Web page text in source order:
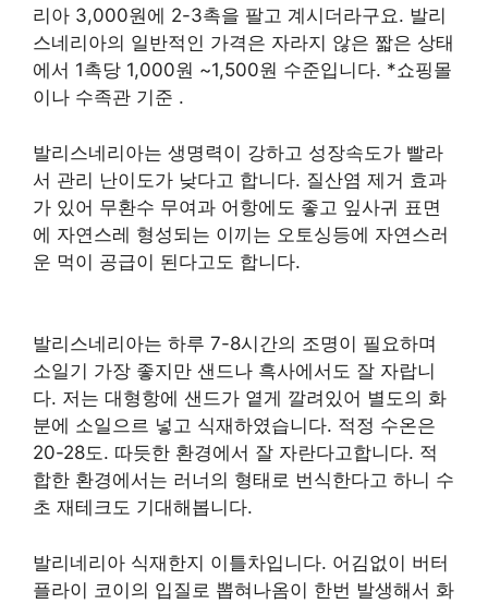
리아 3,000원에 2-3촉을 팔고 계시더라구요. 발리
스네리아의 일반적인 가격은 자라지 않은 짧은 상태
에서 1촉당 1,000원 ~1,500원 수준입니다. *쇼핑몰
이나 수족관 기준 .
발리스네리아는 생명력이 강하고 성장속도가 빨라
서 관리 난이도가 낮다고 합니다. 질산염 제거 효과
가 있어 무환수 무여과 어항에도 좋고 잎사귀 표면
에 자연스레 형성되는 이끼는 오토싱등에 자연스러
운 먹이 공급이 된다고도 합니다.
발리스네리아는 하루 7-8시간의 조명이 필요하며
소일기 가장 좋지만 샌드나 흑사에서도 잘 자랍니
다. 저는 대형항에 샌드가 옅게 깔려있어 별도의 화
분에 소일으르 넣고 식재하였습니다. 적정 수온은
20-28도. 따듯한 환경에서 잘 자란다고합니다. 적
합한 환경에서는 러너의 형태로 번식한다고 하니 수
초 재테크도 기대해봅니다.
발리네리아 식재한지 이틀차입니다. 어김없이 버터
플라이 코이의 입질로 뽑혀나옴이 한번 발생해서 화